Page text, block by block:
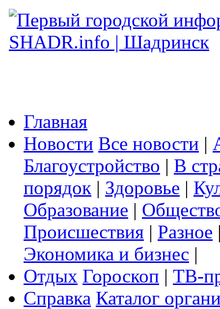
Главная
Новости Все новости |
Благоустройство | В
порядок | Здоровье |
Образование |
Происшествия | Разное
Экономика и бизнес |
Отдых Гороскоп | ТВ-
Справка Каталог